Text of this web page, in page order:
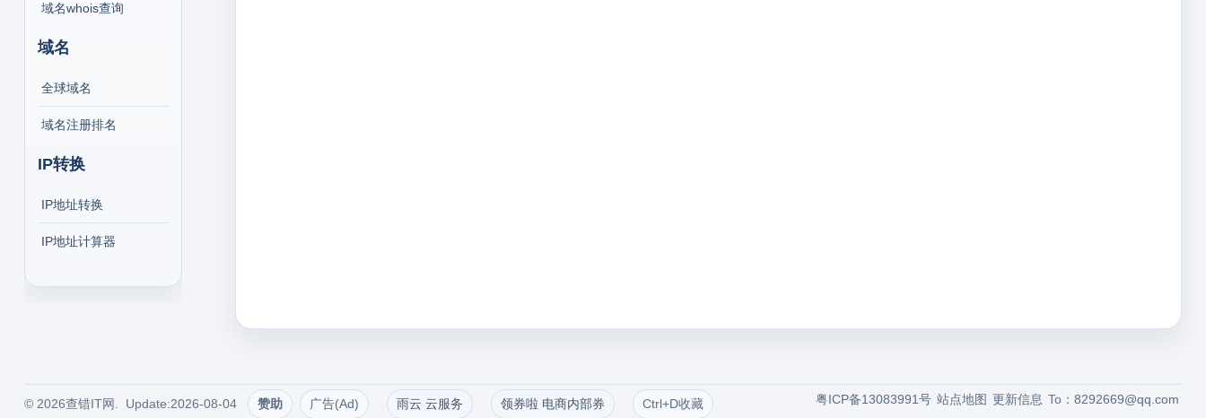
域名whois查询
域名
全球域名
域名注册排名
IP转换
IP地址转换
IP地址计算器
© 2026查错IT网. Update:2026-08-04 赞助 广告(Ad) 雨云 云服务 领券啦 电商内部券 Ctrl+D收藏 To：8292669@qq.com
更新信息
站点地图
粤ICP备13083991号